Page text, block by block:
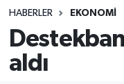
HABERLER EKONOMİ
aldı
EKONOMİ
SPOR
Siirt Trafik
Süper Lig Puan